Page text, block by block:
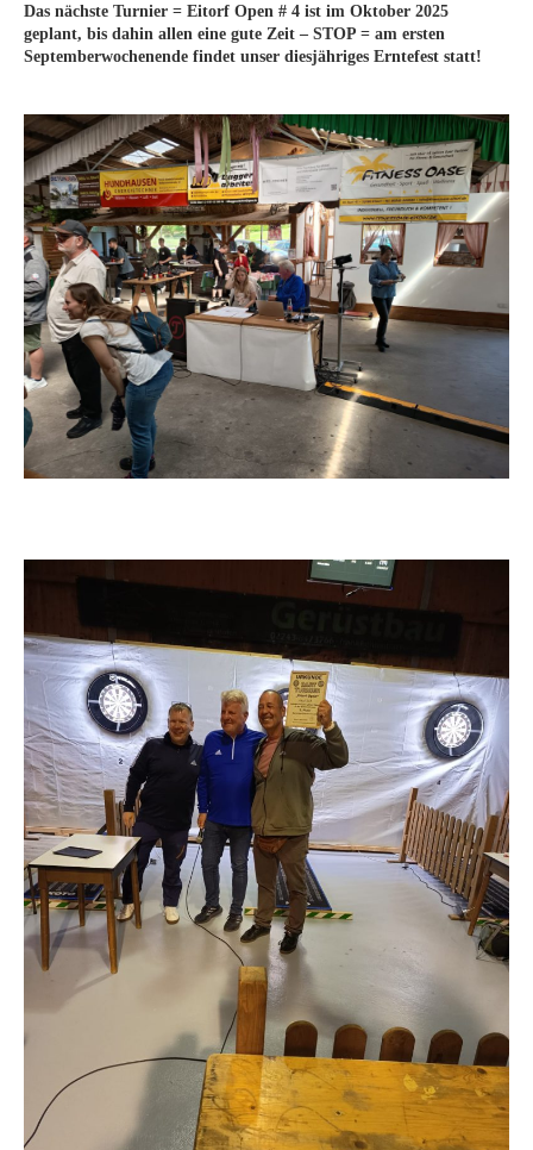
Das nächste Turnier = Eitorf Open # 4 ist im Oktober 2025
geplant, bis dahin allen eine gute Zeit – STOP = am ersten
Septemberwochenende findet unser diesjähriges Erntefest statt!